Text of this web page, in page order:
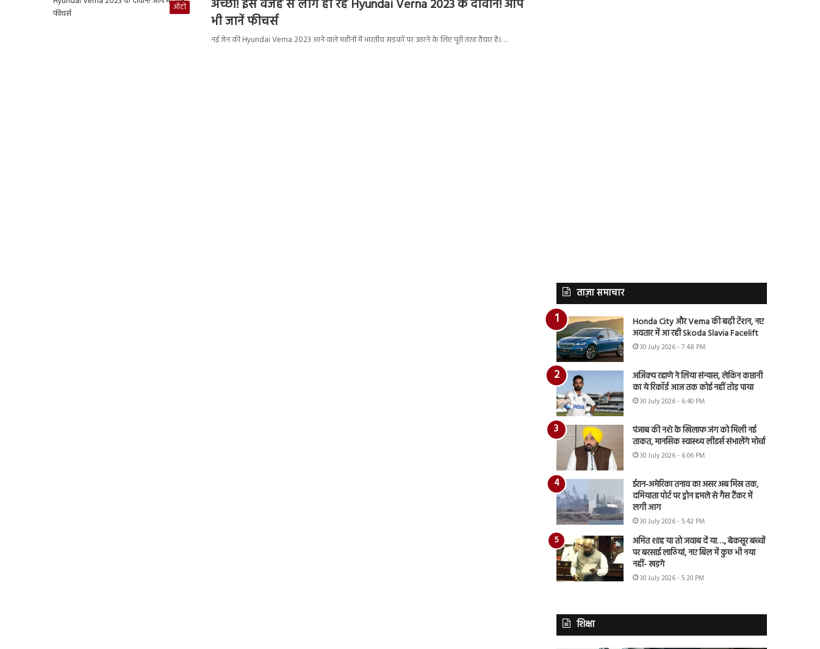
ऑटो
अच्छा! इस वजह से लोग हो रहे Hyundai Verna 2023 के दीवाने! आप
भी जानें फीचर्स
नई जेन की Hyundai Verna 2023 आने वाले महीनों में भारतीय सड़कों पर उतरने के लिए पूरी तरह तैयार है।…
ताज़ा समाचार
Honda City और Verna की बढ़ी टेंशन, नए
अवतार में आ रही Skoda Slavia Facelift
30 July 2026 - 7:48 PM
अजिंक्य रहाणे ने लिया संन्यास, लेकिन कप्तानी
का ये रिकॉर्ड आज तक कोई नहीं तोड़ पाया
30 July 2026 - 6:40 PM
पंजाब की नशे के खिलाफ जंग को मिली नई
ताकत, मानसिक स्वास्थ्य लीडर्स संभालेंगे मोर्चा
30 July 2026 - 6:06 PM
ईरान-अमेरिका तनाव का असर अब मिस्र तक,
दमियाता पोर्ट पर ड्रोन हमले से गैस टैंकर में
लगी आग
30 July 2026 - 5:42 PM
अमित शाह या तो जवाब दें या…., बेकसूर बच्चों
पर बरसाई लाठियां, नए बिल में कुछ भी नया
नहीं- खड़गे
30 July 2026 - 5:20 PM
शिक्षा